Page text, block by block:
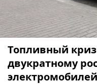
Топливный
двукратному
электромобилей